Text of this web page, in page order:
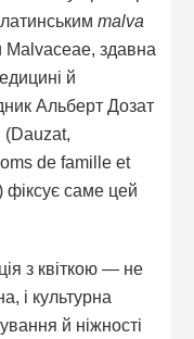
латинськимmalva
здавна
й
Альберт Дозат
(Dauzat,
de famille et
саме цей
з квіткою — не
і культурна
й ніжності